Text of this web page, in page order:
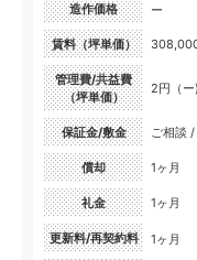
造作価格 ー
賃料（坪単価）
管理費/共益費
（坪単価）
2円（ー)
保証金/敷金 ご相談 /
償却 1ヶ月
礼金 1ヶ月
更新料/再契約料 1ヶ月